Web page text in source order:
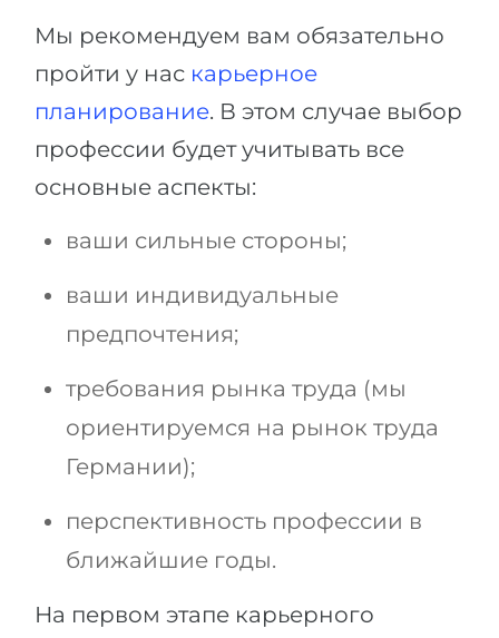
Мы рекомендуем вам обязательно
пройти у нас карьерное
планирование. В этом случае выбор
профессии будет учитывать все
основные аспекты:
ваши сильные стороны;
ваши индивидуальные
предпочтения;
требования рынка труда (мы
ориентируемся на рынок труда
Германии);
перспективность профессии в
ближайшие годы.
На первом этапе карьерного